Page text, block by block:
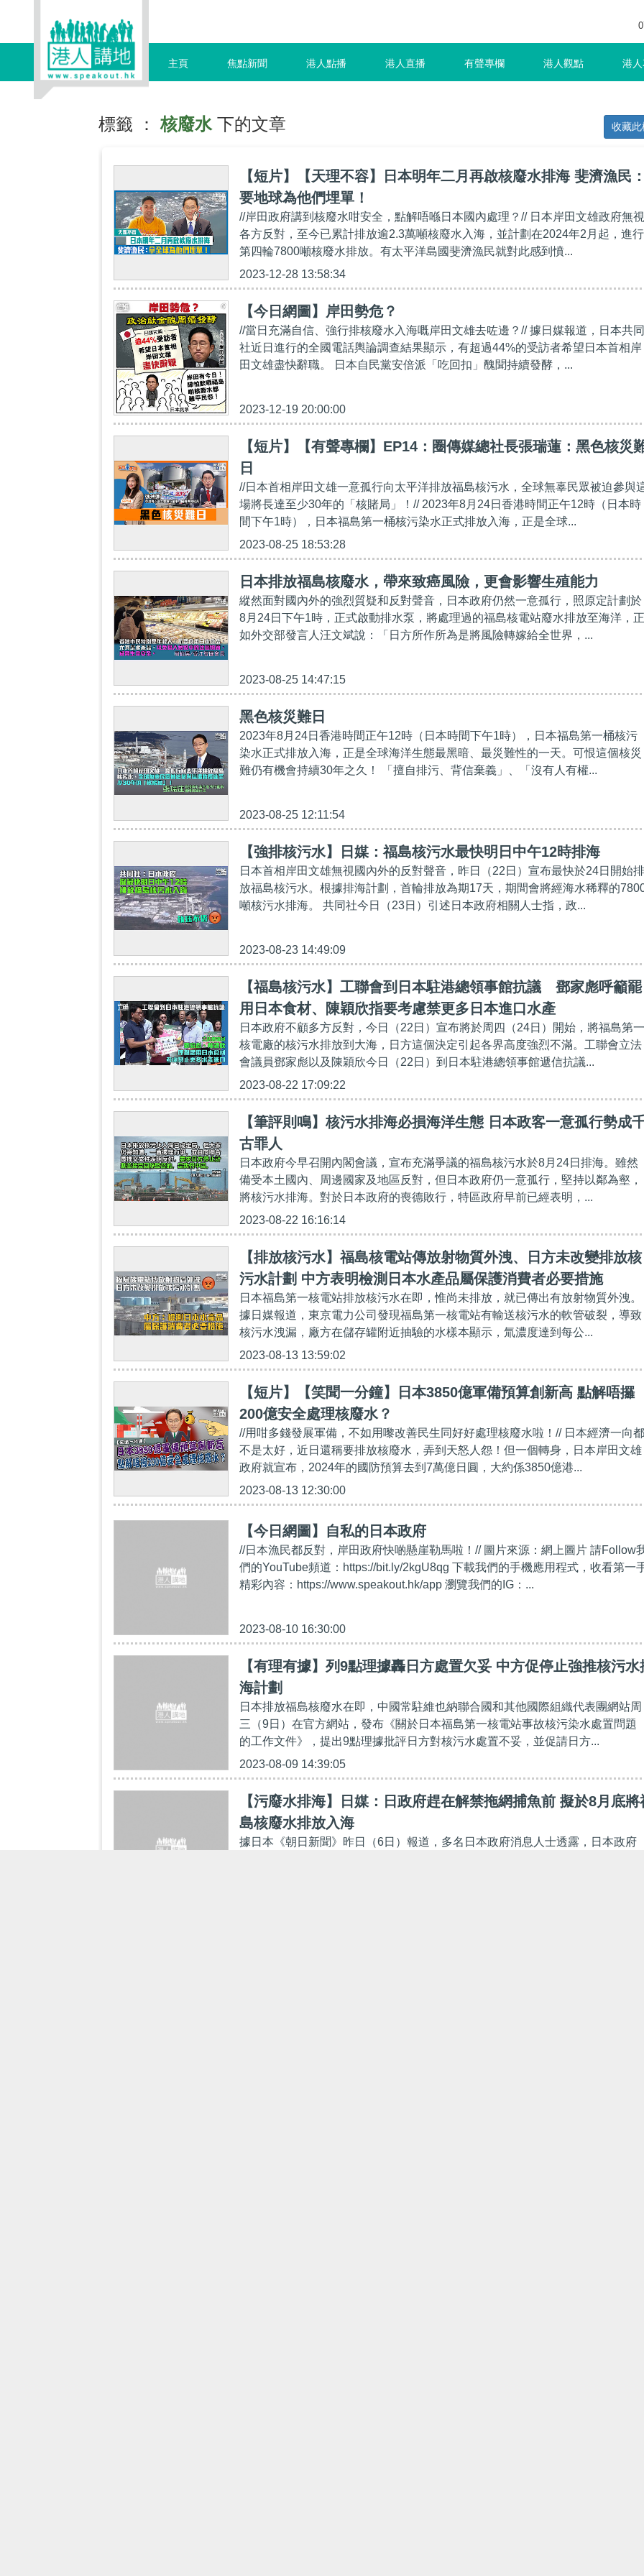
主頁 焦點新聞 港人點播 港人直播 有聲專欄 港人觀點 港
標籤 ：核廢水下的文章 收藏此
【短片】【天理不容】日本明年二月再啟核廢水排海 斐濟漁民
要地球為他們埋單！
//岸田政府講到核廢水咁安全，點解唔喺日本國內處理？// 日本岸田文雄政府無視
各方反對，至今已累計排放逾2.3萬噸核廢水入海，並計劃在2024年2月起，進行
第四輪7800噸核廢水排放。有太平洋島國斐濟漁民就對此感到憤...
2023-12-28 13:58:34
【今日網圖】岸田勢危？
//當日充滿自信、強行排核廢水入海嘅岸田文雄去咗邊？// 據日媒報道，日本共同
社近日進行的全國電話輿論調查結果顯示，有超過44%的受訪者希望日本首相岸
田文雄盡快辭職。 日本自民黨安倍派「吃回扣」醜聞持續發酵，...
2023-12-19 20:00:00
【短片】【有聲專欄】EP14：圈傳媒總社長張瑞蓮：黑色核災
日
//日本首相岸田文雄一意孤行向太平洋排放福島核污水，全球無辜民眾被迫參與
場將長達至少30年的「核賭局」！// 2023年8月24日香港時間正午12時（日本時
間下午1時），日本福島第一桶核污染水正式排放入海，正是全球...
2023-08-25 18:53:28
日本排放福島核廢水，帶來致癌風險，更會影響生殖能力
縱然面對國內外的強烈質疑和反對聲音，日本政府仍然一意孤行，照原定計劃於
8月24日下午1時，正式啟動排水泵，將處理過的福島核電站廢水排放至海洋，正
如外交部發言人汪文斌說：「日方所作所為是將風險轉嫁給全世界，...
2023-08-25 14:47:15
黑色核災難日
2023年8月24日香港時間正午12時（日本時間下午1時），日本福島第一桶核污
染水正式排放入海，正是全球海洋生態最黑暗、最災難性的一天。可恨這個核災
難仍有機會持續30年之久！ 「擅自排污、背信棄義」、「沒有人有權...
2023-08-25 12:11:54
【強排核污水】日媒：福島核污水最快明日中午12時排海
日本首相岸田文雄無視國內外的反對聲音，昨日（22日）宣布最快於24日開始排
放福島核污水。根據排海計劃，首輪排放為期17天，期間會將經海水稀釋的
噸核污水排海。 共同社今日（23日）引述日本政府相關人士指，政...
2023-08-23 14:49:09
【福島核污水】工聯會到日本駐港總領事館抗議 鄧家彪呼籲罷
用日本食材、陳穎欣指要考慮禁更多日本進口水產
日本政府不顧多方反對，今日（22日）宣布將於周四（24日）開始，將福島第一
核電廠的核污水排放到大海，日方這個決定引起各界高度強烈不滿。工聯會立法
會議員鄧家彪以及陳穎欣今日（22日）到日本駐港總領事館遞信抗議...
2023-08-22 17:09:22
【筆評則鳴】核污水排海必損海洋生態 日本政客一意孤行勢成
古罪人
日本政府今早召開內閣會議，宣布充滿爭議的福島核污水於8月24日排海。雖然
備受本土國內、周邊國家及地區反對，但日本政府仍一意孤行，堅持以鄰為壑，
將核污水排海。對於日本政府的喪德敗行，特區政府早前已經表明，...
2023-08-22 16:16:14
【排放核污水】福島核電站傳放射物質外洩、日方未改變排放核
污水計劃 中方表明檢測日本水產品屬保護消費者必要措施
日本福島第一核電站排放核污水在即，惟尚未排放，就已傳出有放射物質外洩。
據日媒報道，東京電力公司發現福島第一核電站有輸送核污水的軟管破裂，導致
核污水洩漏，廠方在儲存罐附近抽驗的水樣本顯示，氚濃度達到每公...
2023-08-13 13:59:02
【短片】【笑聞一分鐘】日本3850億軍備預算創新高 點解唔攞
200億安全處理核廢水？
//用咁多錢發展軍備，不如用嚟改善民生同好好處理核廢水啦！// 日本經濟一向都
不是太好，近日還稱要排放核廢水，弄到天怒人怨！但一個轉身，日本岸田文雄
政府就宣布，2024年的國防預算去到7萬億日圓，大約係3850億港...
2023-08-13 12:30:00
【今日網圖】自私的日本政府
//日本漁民都反對，岸田政府快啲懸崖勒馬啦！// 圖片來源：網上圖片 請Follow
們的YouTube頻道：https://bit.ly/2kgU8qg 下載我們的手機應用程式，收看第一
精彩內容：https://www.speakout.hk/app 瀏覽我們的IG：...
2023-08-10 16:30:00
【有理有據】列9點理據轟日方處置欠妥 中方促停止強推核污水
海計劃
日本排放福島核廢水在即，中國常駐維也納聯合國和其他國際組織代表團網站周
三（9日）在官方網站，發布《關於日本福島第一核電站事故核污染水處置問題
的工作文件》，提出9點理據批評日方對核污水處置不妥，並促請日方...
2023-08-09 14:39:05
【污廢水排海】日媒：日政府趕在解禁拖網捕魚前 擬於8月底將
島核廢水排放入海
據日本《朝日新聞》昨日（6日）報道，多名日本政府消息人士透露，日本政府